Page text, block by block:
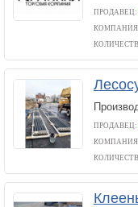
ПРОДАВЕЦ:
КОМПАНИЯ
ПРОДАВЕЦ:
КОМПАНИЯ